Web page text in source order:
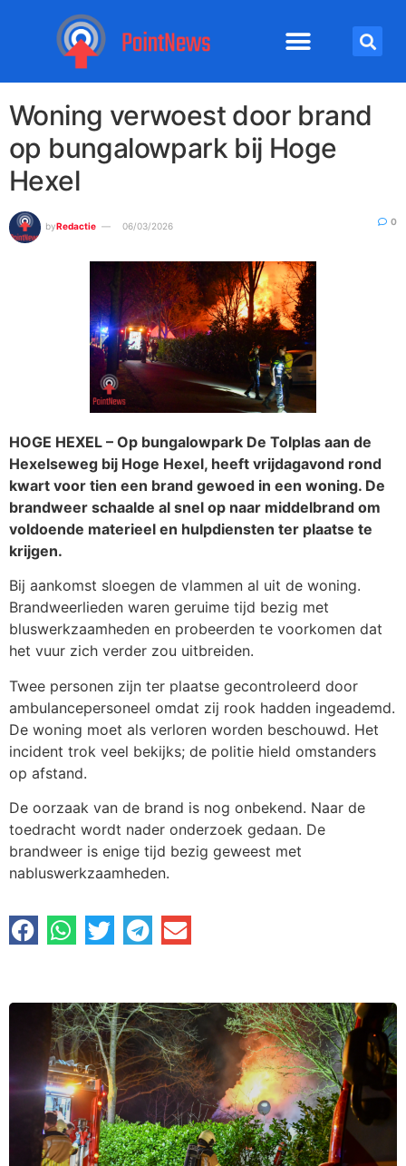
Woning verwoest door brand
op bungalowpark bij Hoge
Hexel
byRedactie 06/03/2026 0
HOGE HEXEL – Op bungalowpark De Tolplas aan de
Hexelseweg bij Hoge Hexel, heeft vrijdagavond rond
kwart voor tien een brand gewoed in een woning. De
brandweer schaalde al snel op naar middelbrand om
voldoende materieel en hulpdiensten ter plaatse te
krijgen.
Bij aankomst sloegen de vlammen al uit de woning.
Brandweerlieden waren geruime tijd bezig met
bluswerkzaamheden en probeerden te voorkomen dat
het vuur zich verder zou uitbreiden.
Twee personen zijn ter plaatse gecontroleerd door
ambulancepersoneel omdat zij rook hadden ingeademd.
De woning moet als verloren worden beschouwd. Het
incident trok veel bekijks; de politie hield omstanders
op afstand.
De oorzaak van de brand is nog onbekend. Naar de
toedracht wordt nader onderzoek gedaan. De
brandweer is enige tijd bezig geweest met
nabluswerkzaamheden.